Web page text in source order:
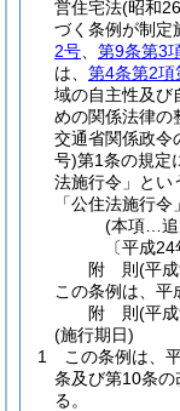
営住宅法(昭和
づく条例が制定
2号
第9条第3
は、 第4条第2項
域の自主性及び
めの関係法律の
交通省関係政令
号)第1条の規定
法施行令」とい
「公住法施行
(本項…追
〔平成
附 則(平
この条例は、平
附 則(平
(施行期日)
1
この条例は、
条及び第10条
る。